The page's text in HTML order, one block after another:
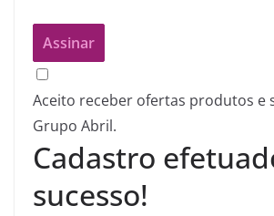
Aceito receber ofertas produtos e
Grupo Abril.
Cadastro
sucesso!